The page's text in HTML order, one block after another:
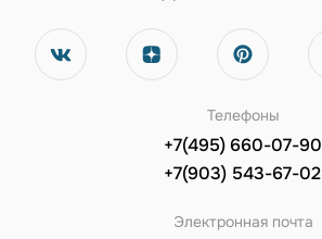
Телефоны
+7(495) 660-07-90
+7(903) 543-67-02
Электронная почта